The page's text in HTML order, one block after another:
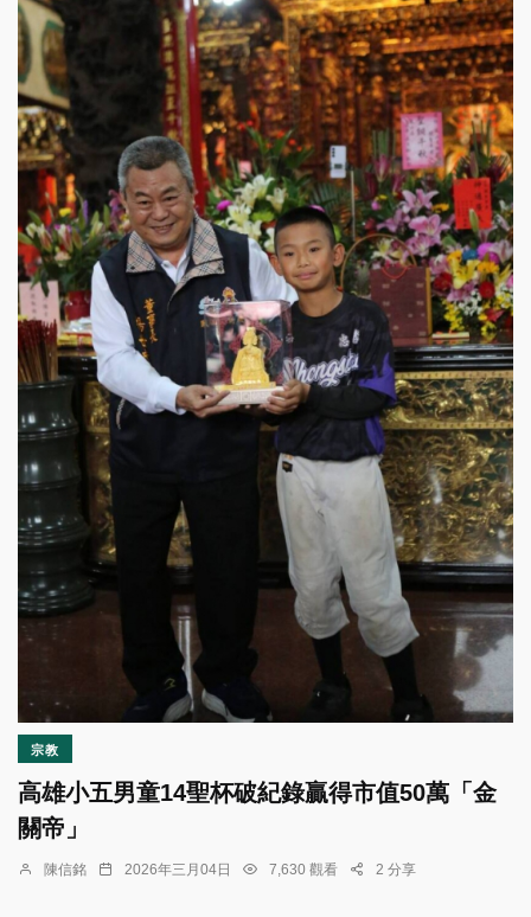
宗教
高雄小五男童14聖杯破紀錄贏得市值50萬「金
關帝」
陳信銘 2026年三月04日 7,630 觀看 2 分享